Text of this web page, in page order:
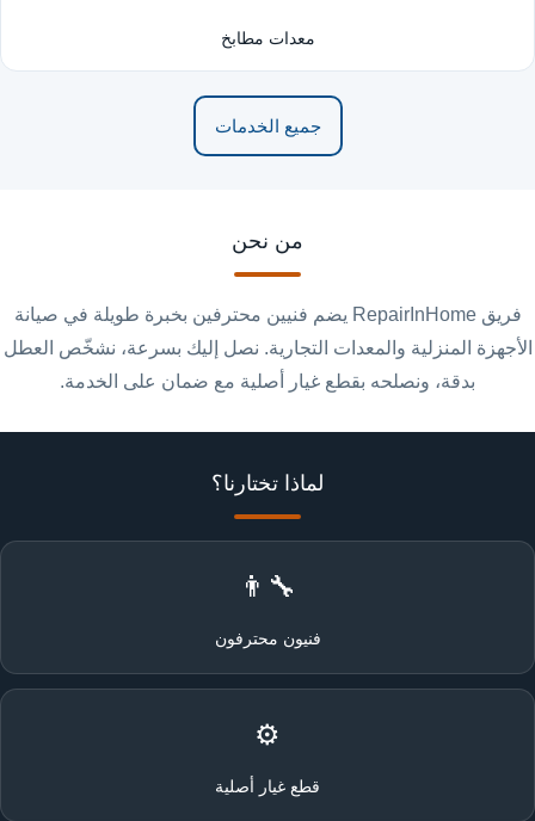
معدات مطابخ
جميع الخدمات
من نحن
فريق RepairInHome يضم فنيين محترفين بخبرة طويلة في صيانة
الأجهزة المنزلية والمعدات التجارية. نصل إليك بسرعة، نشخّص العطل
بدقة، ونصلحه بقطع غيار أصلية مع ضمان على الخدمة.
لماذا تختارنا؟
👨‍🔧
فنيون محترفون
⚙️
قطع غيار أصلية